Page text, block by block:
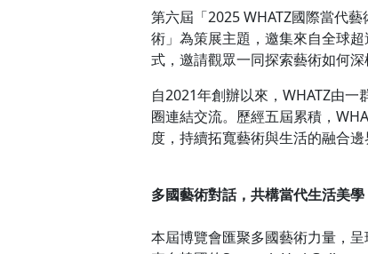
第六屆「2025 WHATZ國際當代
術」為策展主題，邀集來自全球
式，邀請觀眾一同探索藝術如何深
自2021年創辦以來，WHATZ由
圈連結交流。歷經五屆累積，
度，持續拓寬藝術與生活的融合邊
多國藝術對話，共構當代生活美學
本屆博覽會匯聚多國藝術力量，